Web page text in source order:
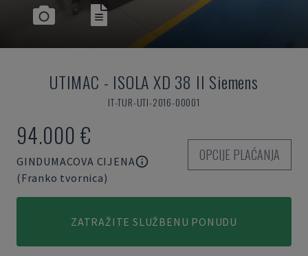
UTIMAC - ISOLA XD 38 II Siemens
IT-TUR-UTI-2016-00001
94.000 €
GINDUMACOVA CIJENA
(Franko tvornica)
OPCIJE PLAĆANJA
ZATRAŽITE SLUŽBENU PONUDU